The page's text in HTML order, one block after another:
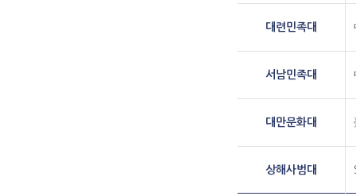
대련민족대
서남민족대
대만문화대
상해사범대